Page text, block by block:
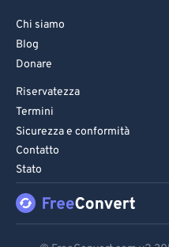
Chi siamo
Blog
Donare
Riservatezza
Termini
Sicurezza e conformità
Contatto
Stato